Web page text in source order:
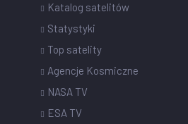
Katalog satelitów
Statystyki
Top satelity
Agencje Kosmiczne
NASA TV
ESA TV